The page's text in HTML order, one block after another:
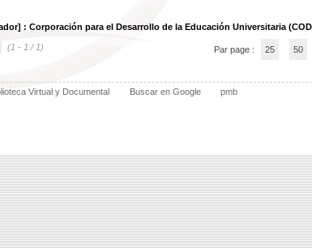
: Corporación para el Desarrollo de la Educación Universitaria
(1 - 1 / 1) Par page : 25 50
Virtual y Documental Buscar en Google pmb